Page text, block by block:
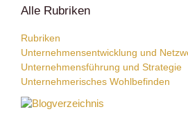
Alle Rubriken
Rubriken
Unternehmensentwicklung und
Unternehmensführung und Strategie
Unternehmerisches Wohlbefinden